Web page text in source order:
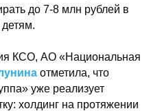
до 7-8 млн рублей в
КСО, АО «Национальная
отметила, что
уже реализует
холдинг на протяжении